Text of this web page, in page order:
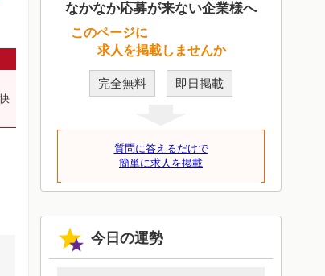
なかなか応募が来ない企業様へ
このページに
求人を掲載しませんか
完全無料 即日掲載
質問に答えるだけで
簡単に求人を掲載
今日の運勢